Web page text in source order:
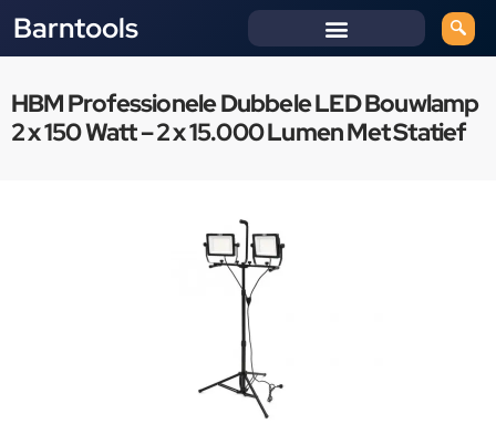
Barntools
HBM Professionele Dubbele LED Bouwlamp
2 x 150 Watt – 2 x 15.000 Lumen Met Statief